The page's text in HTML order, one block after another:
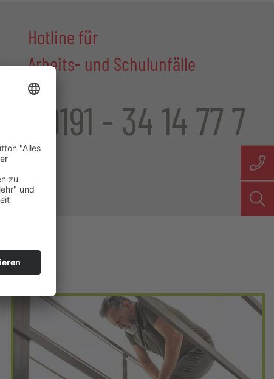
Hotline für
Arbeits- und Schulunfälle
09191 - 34 14 77 7